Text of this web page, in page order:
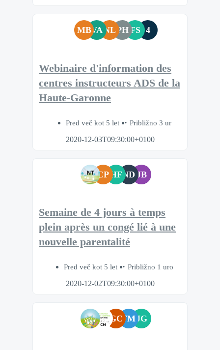
MBVA NL PH FS 4
Webinaire d'information des
centres instructeurs ADS de la
Haute-Garonne
Pred več kot 5 let
Približno 3 ur
2020-12-03T09:30:00+0100
CP HF ND JB
Semaine de 4 jours à temps
plein après un congé lié à une
nouvelle parentalité
Pred več kot 5 let
Približno 1 uro
2020-12-02T09:30:00+0100
GCFM JG